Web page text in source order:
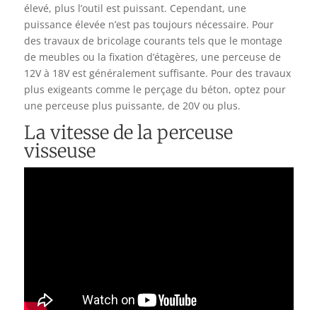
élevé, plus l’outil est puissant. Cependant, une
puissance élevée n’est pas toujours nécessaire. Pour
des travaux de bricolage courants tels que le montage
de meubles ou la fixation d’étagères, une perceuse de
12V à 18V est généralement suffisante. Pour des travaux
plus exigeants comme le perçage du béton, optez pour
une perceuse plus puissante, de 20V ou plus.
La vitesse de la perceuse
visseuse